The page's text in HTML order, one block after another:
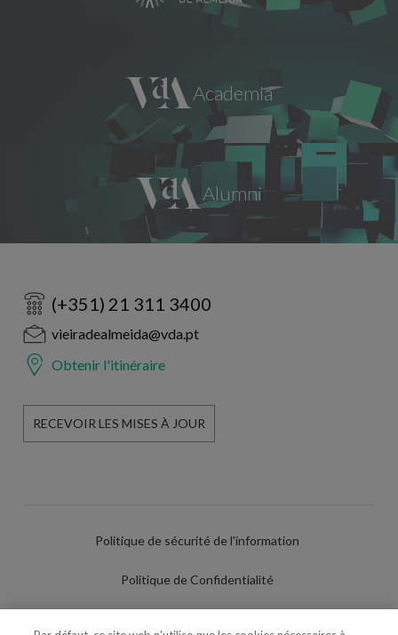
(+351) 21 311 3400
vieiradealmeida@vda.pt
Obtenir l'itinéraire
RECEVOIR LES MISES À JOUR
Politique de sécurité de l'information
Politique de Confidentialité